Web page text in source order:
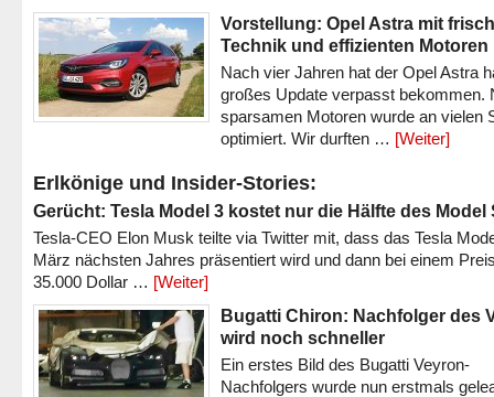
Vorstellung: Opel Astra mit
Technik und effizienten Motoren
Nach vier Jahren hat der Opel Astra
großes Update verpasst bekommen.
sparsamen Motoren wurde an vielen
optimiert. Wir durften … [Weiter]
Erlkönige und Insider-Stories:
Gerücht: Tesla Model 3 kostet nur die Hälfte des Model
Tesla-CEO Elon Musk teilte via Twitter mit, dass das Tesla
März nächsten Jahres präsentiert wird und dann bei einem
35.000 Dollar … [Weiter]
Bugatti Chiron: Nachfolger des
wird noch schneller
Ein erstes Bild des Bugatti Veyron-
Nachfolgers wurde nun erstmals